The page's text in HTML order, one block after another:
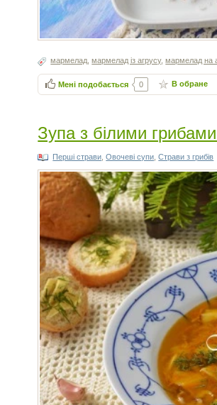
мармелад ,мармелад із агрусу,мармелад на
Мені подобається 0 В обране
Зупа з білими
Перші страви ,Овочеві супи ,Страви з грибів